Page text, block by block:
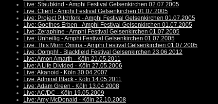
Live: Staubkind - Amphi Festival Gelsenkirchen 02.07.2005
Live: Client - Amphi Festival Gelsenkirchen 01.07.2005
Live: Project Pitchfork - Amphi Festival Gelsenkirchen 01.07.2005
Live: Goethes Erben - Amphi Festival Gelsenkirchen 01.07.2005
Live: Zeraphine - Amphi Festival Gelsenkirchen 01.07.2005
Live: Unheilig - Amphi Festival Gelsenkirchen 01.07.2005
Live: This Morn Omina - Amphi Festival Gelsenkirchen 01.07.2005
Live: Oomph! - Blackfield Festival Gelsenkirchen 23.06.2012
Live: Amon Amarth - Köln 21.05.2011
Live: A Life Divided - Köln 27.05.2006
Live: Akanoid - Köln 30.04.2007
Live: Admiral Black - Köln 14.05.2011
Live: Adam Green - Köln 13.04.2008
Live: AC/DC - Köln 19.05.2009
Live: Amy McDonald - Köln 22.10.2008